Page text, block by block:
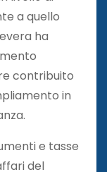
a quello
ha
contribuito
in
e tasse
del